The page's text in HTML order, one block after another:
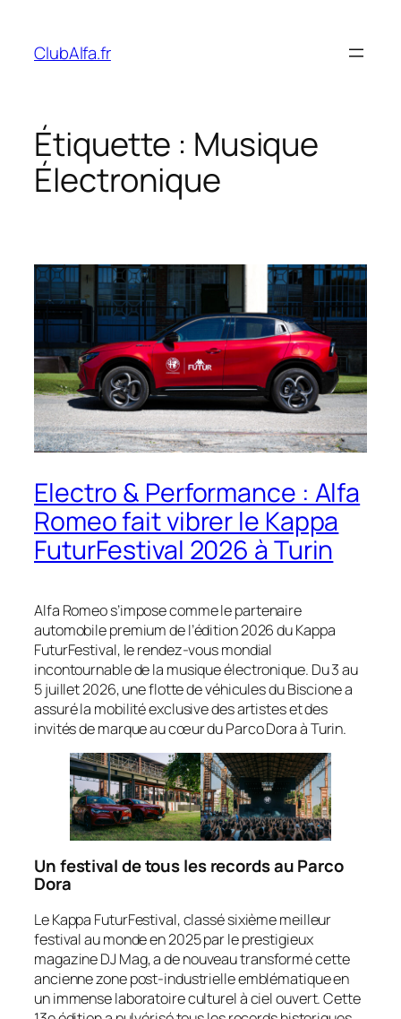
contenu
ClubAlfa.fr
Étiquette : Musique
Électronique
Electro & Performance : Alfa
Romeo fait vibrer le Kappa
FuturFestival 2026 à Turin
Alfa Romeo s’impose comme le partenaire
automobile premium de l’édition 2026 du Kappa
FuturFestival, le rendez-vous mondial
incontournable de la musique électronique. Du 3 au
5 juillet 2026, une flotte de véhicules du Biscione a
assuré la mobilité exclusive des artistes et des
invités de marque au cœur du Parco Dora à Turin.
Un festival de tous les records au Parco
Dora
Le Kappa FuturFestival, classé sixième meilleur
festival au monde en 2025 par le prestigieux
magazineDJ Mag, a de nouveau transformé cette
ancienne zone post-industrielle emblématique en
un immense laboratoire culturel à ciel ouvert. Cette